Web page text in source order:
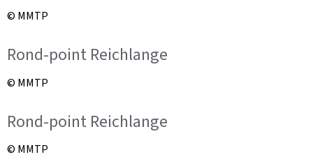
© MMTP
Rond-point Reichlange
© MMTP
Rond-point Reichlange
© MMTP